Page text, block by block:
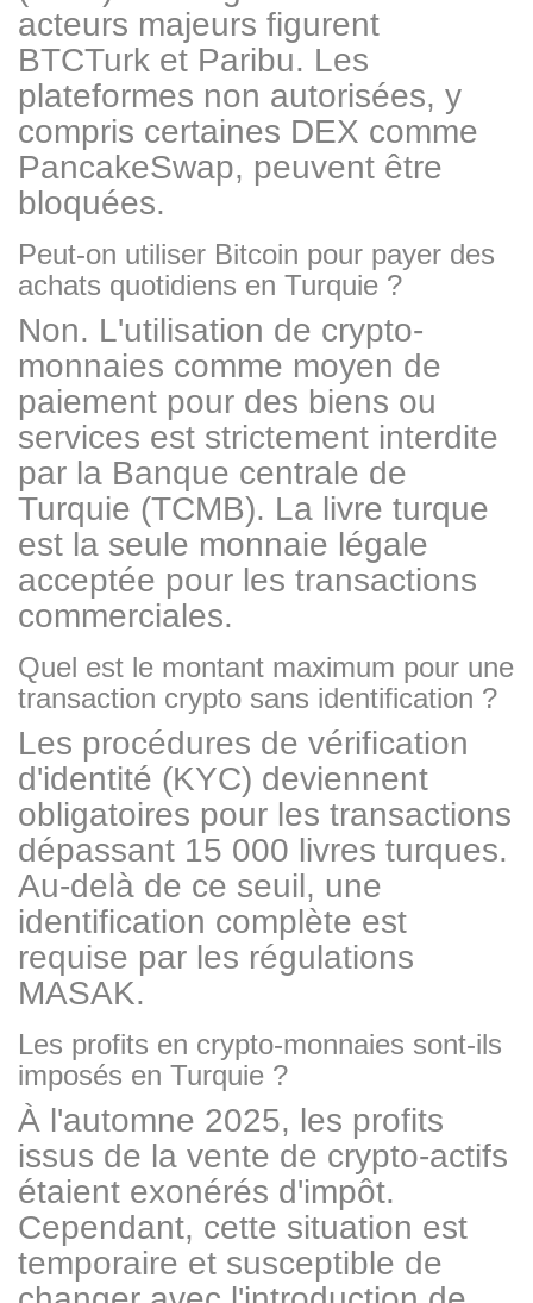
acteurs majeurs figurent
BTCTurk et Paribu. Les
plateformes non autorisées, y
compris certaines DEX comme
PancakeSwap, peuvent être
bloquées.
Peut-on utiliser Bitcoin pour payer des
achats quotidiens en Turquie ?
Non. L'utilisation de crypto-
monnaies comme moyen de
paiement pour des biens ou
services est strictement interdite
par la Banque centrale de
Turquie (TCMB). La livre turque
est la seule monnaie légale
acceptée pour les transactions
commerciales.
Quel est le montant maximum pour une
transaction crypto sans identification ?
Les procédures de vérification
d'identité (KYC) deviennent
obligatoires pour les transactions
dépassant 15 000 livres turques.
Au-delà de ce seuil, une
identification complète est
requise par les régulations
MASAK.
Les profits en crypto-monnaies sont-ils
imposés en Turquie ?
À l'automne 2025, les profits
issus de la vente de crypto-actifs
étaient exonérés d'impôt.
Cependant, cette situation est
temporaire et susceptible de